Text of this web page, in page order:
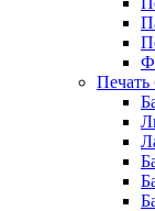
Печать